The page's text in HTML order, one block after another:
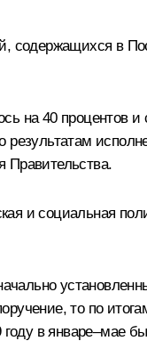
содержащихся в
на 40 процентов
результатам
Правительства.
и социальная
то по
в январе–мае